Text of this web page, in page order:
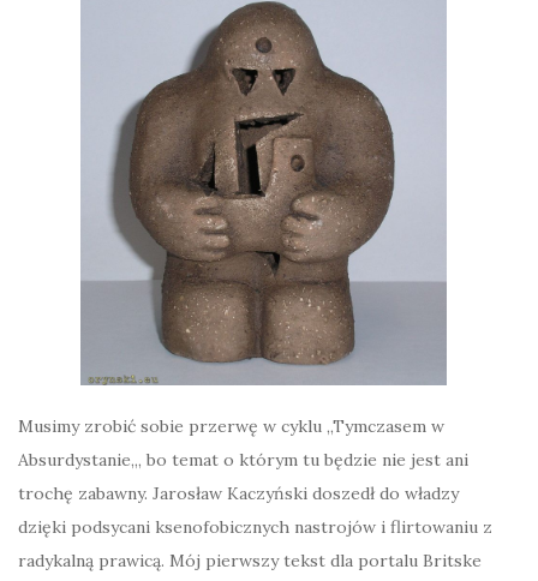
Musimy zrobić sobie przerwę w cyklu „Tymczasem w
Absurdystanie„, bo temat o którym tu będzie nie jest ani
trochę zabawny. Jarosław Kaczyński doszedł do władzy
dzięki podsycani ksenofobicznych nastrojów i flirtowaniu z
radykalną prawicą. Mój pierwszy tekst dla portalu Britske